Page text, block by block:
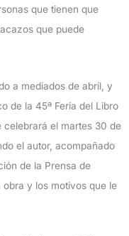
que tienen que
que puede
a mediados de abril, y
de la 45ª Feria del Libro
celebrará el martes 30 de
el autor, acompañado
de la Prensa de
y los motivos que le